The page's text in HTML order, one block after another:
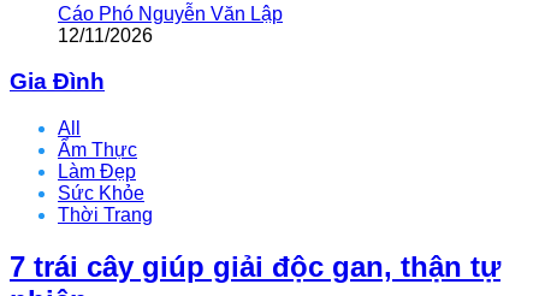
Cáo Phó Nguyễn Văn Lập
12/11/2026
Gia Đình
All
Ẩm Thực
Làm Đẹp
Sức Khỏe
Thời Trang
7 trái cây giúp giải độc gan, thận tự